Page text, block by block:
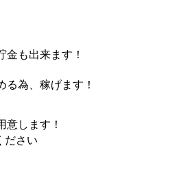
金も出来ます！
る為、稼げます！
意します！
ださい